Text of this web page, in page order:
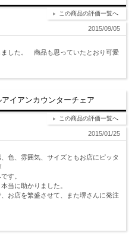
この商品の評価一覧へ
2015/09/05
ました。 商品も思っていたとおり可愛
イアンカウンターチェア
この商品の評価一覧へ
2015/01/25
色、雰囲気、サイズともお店にピッタ
す。
当に助かりました。
お店を繁盛させて、また堺さんに発注